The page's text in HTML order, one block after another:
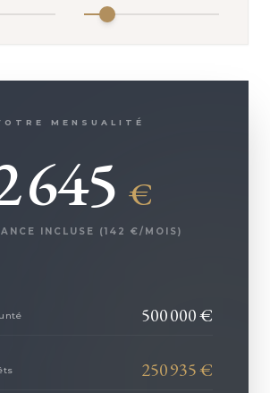
MENSUALITÉ
645 €
INCLUSE (142 €/MOIS)
500 000€
250 935€